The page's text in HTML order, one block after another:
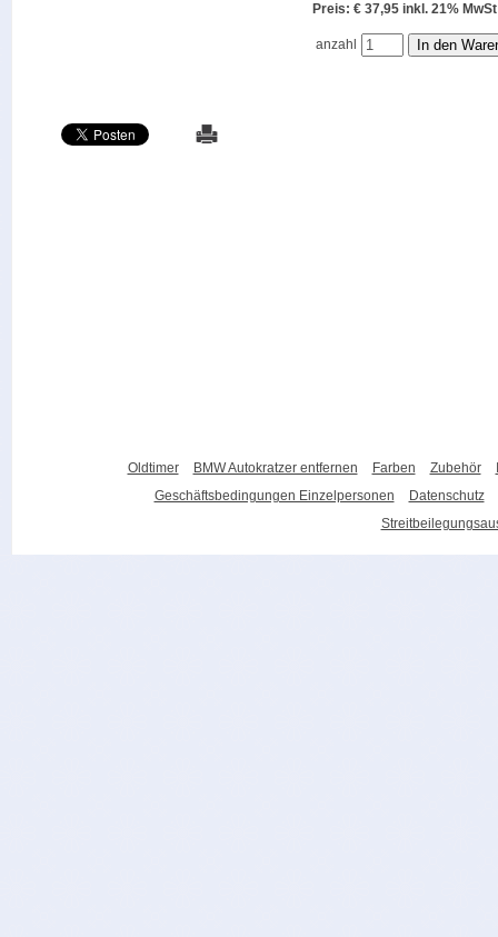
Preis: € 37,95 inkl. 21%
anzahl
Oldtimer BMW Autokratzer entfernen Farben Zubehör
Geschäftsbedingungen Einzelpersonen
Datenschutz